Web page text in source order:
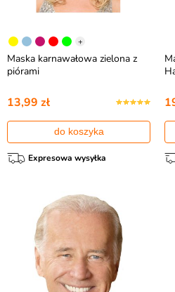
+
Maska karnawałowa zielona z
piórami
13,99 zł
do koszyka
Expresowa wysyłka